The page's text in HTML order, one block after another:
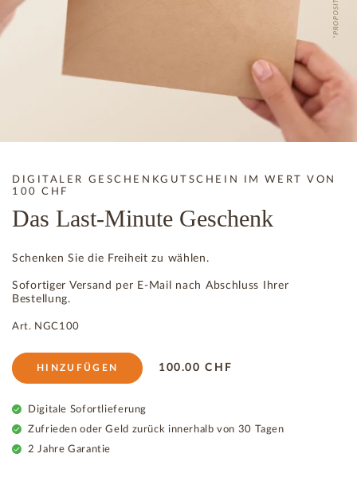
DIGITALER GESCHENKGUTSCHEIN IM WERT VON
100 CHF
Das Last-Minute Geschenk
Schenken Sie die Freiheit zu wählen.
Sofortiger Versand per E-Mail nach Abschluss Ihrer
Bestellung.
Art. NGC100
HINZUFÜGEN 100.00 CHF
Digitale Sofortlieferung
Zufrieden oder Geld zurück innerhalb von 30 Tagen
2 Jahre Garantie